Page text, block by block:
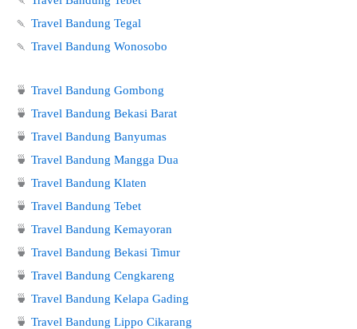
🍡 Travel Bandung Tegal
🍡 Travel Bandung Wonosobo
🍵 Travel Bandung Gombong
🍵 Travel Bandung Bekasi Barat
🍵 Travel Bandung Banyumas
🍵 Travel Bandung Mangga Dua
🍵 Travel Bandung Klaten
🍵 Travel Bandung Tebet
🍵 Travel Bandung Kemayoran
🍵 Travel Bandung Bekasi Timur
🍵 Travel Bandung Cengkareng
🍵 Travel Bandung Kelapa Gading
🍵 Travel Bandung Lippo Cikarang